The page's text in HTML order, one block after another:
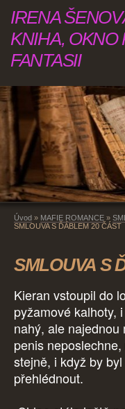
IRENA
KNIHA, OKNO
FANTASII
Úvod » MAFIE ROMANCE »
SMLOUVA S ĎÁBLEM 20 ČÁST
SMLOUVA S
Kieran vstoupil do
pyžamové kalhoty,
nahý, ale
penis
stejně, i když by
přehlédnout.